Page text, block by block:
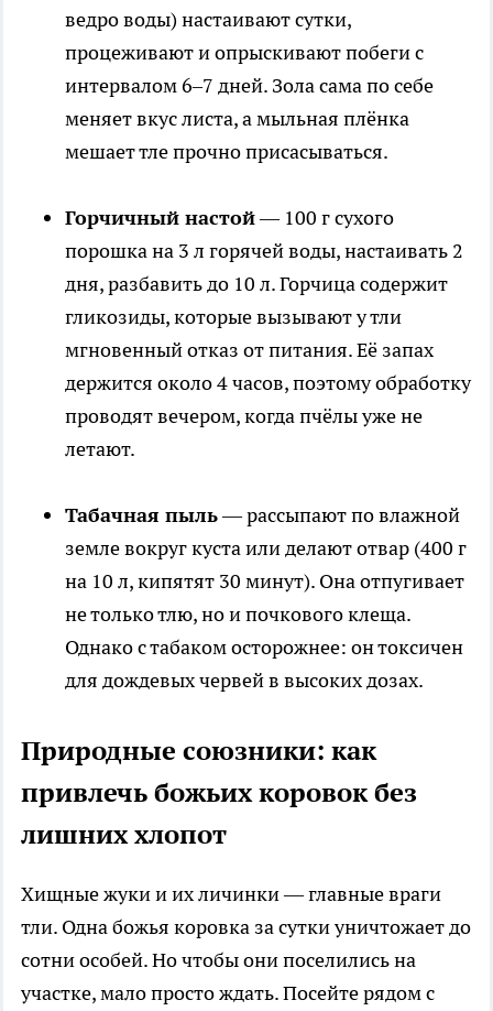
ведро воды) настаивают сутки,
процеживают и опрыскивают побеги с
интервалом 6–7 дней. Зола сама по себе
меняет вкус листа, а мыльная плёнка
мешает тле прочно присасываться.
Горчичный настой— 100 г сухого
порошка на 3 л горячей воды, настаивать 2
дня, разбавить до 10 л. Горчица содержит
гликозиды, которые вызывают у тли
мгновенный отказ от питания. Её запах
держится около 4 часов, поэтому обработку
проводят вечером, когда пчёлы уже не
летают.
Табачная пыль— рассыпают по влажной
земле вокруг куста или делают отвар (400 г
на 10 л, кипятят 30 минут). Она отпугивает
не только тлю, но и почкового клеща.
Однако с табаком осторожнее: он токсичен
для дождевых червей в высоких дозах.
Природные союзники: как
привлечь божьих коровок без
лишних хлопот
Хищные жуки и их личинки — главные враги
тли. Одна божья коровка за сутки уничтожает до
сотни особей. Но чтобы они поселились на
участке, мало просто ждать. Посейте рядом с